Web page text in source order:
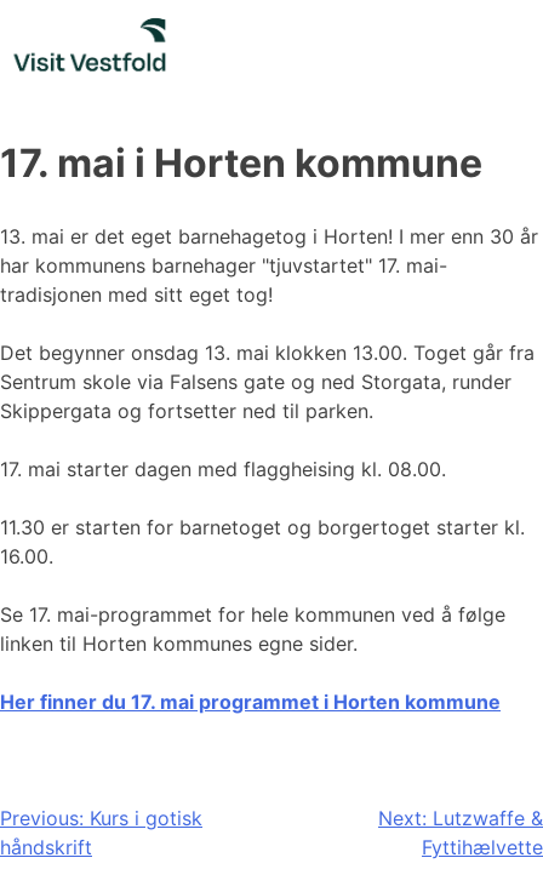
content
17. mai i Horten kommune
13. mai er det eget barnehagetog i Horten! I mer enn 30 år
har kommunens barnehager "tjuvstartet" 17. mai-
tradisjonen med sitt eget tog!
Det begynner onsdag 13. mai klokken 13.00. Toget går fra
Sentrum skole via Falsens gate og ned Storgata, runder
Skippergata og fortsetter ned til parken.
17. mai starter dagen med flaggheising kl. 08.00.
11.30 er starten for barnetoget og borgertoget starter kl.
16.00.
Se 17. mai-programmet for hele kommunen ved å følge
linken til Horten kommunes egne sider.
Her finner du 17. mai programmet i Horten kommune
Innleggsnavigasjon
Previous: Kurs i gotisk
håndskrift
Next: Lutzwaffe &
Fyttihælvette